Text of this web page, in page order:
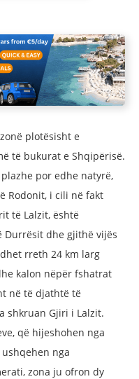
plotësisht e
të bukurat e Shqipërisë.
por edhe natyrë,
Rodonit, i cili në fakt
të Lalzit, është
dhe gjithë vijës
rreth 24 km larg
kalon nëpër fshatrat
në të djathtë të
shkruan Gjiri i Lalzit.
që hijeshohen nga
nga
zona ju ofron dy